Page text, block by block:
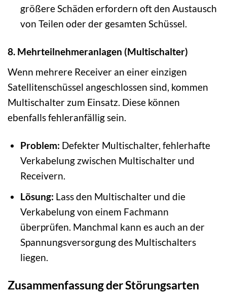
größere Schäden erfordern oft den Austausch
von Teilen oder der gesamten Schüssel.
8. Mehrteilnehmeranlagen (Multischalter)
Wenn mehrere Receiver an einer einzigen
Satellitenschüssel angeschlossen sind, kommen
Multischalter zum Einsatz. Diese können
ebenfalls fehleranfällig sein.
Problem: Defekter Multischalter, fehlerhafte
Verkabelung zwischen Multischalter und
Receivern.
Lösung: Lass den Multischalter und die
Verkabelung von einem Fachmann
überprüfen. Manchmal kann es auch an der
Spannungsversorgung des Multischalters
liegen.
Zusammenfassung der Störungsarten